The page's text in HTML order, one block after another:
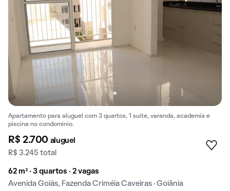
Apartamento para aluguel com 3 quartos, 1 suíte, varanda, academia e
piscina no condomínio.
R$ 2.700 aluguel
R$ 3.245 total
62 m² · 3 quartos · 2 vagas
Avenida Goiás, Fazenda Criméia Caveiras · Goiânia